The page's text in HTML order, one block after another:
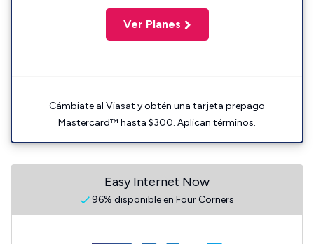
Ver Planes
Cámbiate al Viasat y obtén una tarjeta prepago
Mastercard™ hasta $300. Aplican términos.
Easy Internet Now
96% disponible en Four Corners